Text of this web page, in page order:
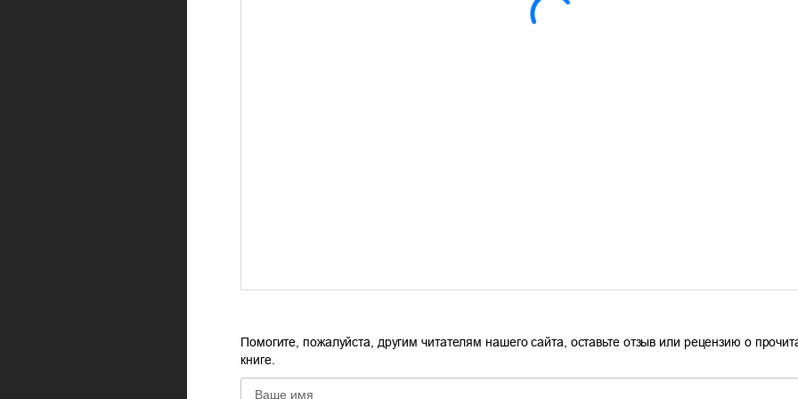
Помогите, пожалуйста, другим читателям нашего сайта, оставьте отзыв или рецензию о
книге.